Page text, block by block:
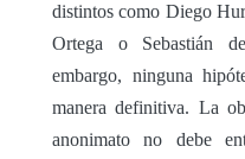
distintos como Diego
Ortega o Sebastián
embargo, ninguna
manera definitiva. La
anonimato no debe